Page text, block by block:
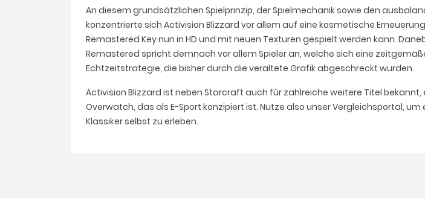
An diesem grundsätzlichen Spielprinzip, der Spielmechanik sowie den
konzentrierte sich Activision Blizzard vor allem auf eine kosmetische
Remastered Key nun in HD und mit neuen Texturen gespielt werden kann.
Remastered spricht demnach vor allem Spieler an, welche sich eine
Echtzeitstrategie, die bisher durch die veraltete Grafik abgeschreckt wurden.
Activision Blizzard ist neben Starcraft auch für zahlreiche weitere Titel
Overwatch, das als E-Sport konzipiert ist. Nutze also unser Vergleichsportal,
Klassiker selbst zu erleben.